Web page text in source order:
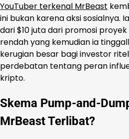
YouTuber terkenal MrBeast
ini bukan karena aksi sosialnya.
dari $10 juta dari promosi
rendah yang kemudian ia
kerugian besar bagi investor
perdebatan tentang peran
kripto.
Skema Pump-and-
MrBeast Terlibat?